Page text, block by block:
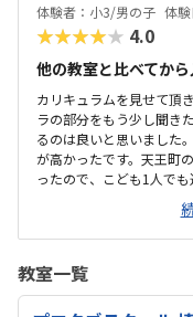
た。ビギナー、ベーシッ
ました。もう少しするか
体験者：小3/男の子 体
★★★★★ 4.0
他の教室と比べてか
カリキュラムを見せて頂
ラの部分をもう少し聞き
るのは良いと思いました
が高かったです。天王町
ったので、こども1人で
気になりました。でもパ
良いと感じました。他に
（個別）、その価格に比
が丁寧だったと言ってまし
教室一覧